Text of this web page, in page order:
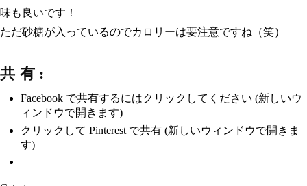
味も良いです！
ただ砂糖が入っているのでカロリーは要注意ですね（笑）
共有:
Facebook で共有するにはクリックしてください (新しいウ
ィンドウで開きます)
クリックして Pinterest で共有 (新しいウィンドウで開きま
す)